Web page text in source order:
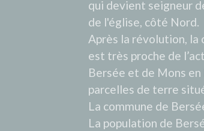
qui devient seigneur
de l'église, côté Nord.
Après la révolution, la
est très proche de
Bersée et de Mons
parcelles de terre
La commune de
La population de